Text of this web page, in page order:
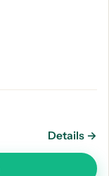
Details →